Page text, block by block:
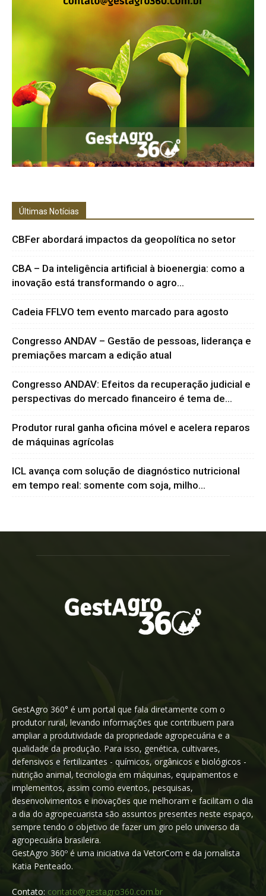
Últimas Notícias
CBFer abordará impactos da geopolítica no setor
CBA – Da inteligência artificial à bioenergia: como a
inovação está transformando o agro...
Cadeia FFLVO tem evento marcado para agosto
Congresso ANDAV – Gestão de pessoas, liderança e
premiações marcam a edição atual
Congresso ANDAV: Efeitos da recuperação judicial e
perspectivas do mercado financeiro é tema de...
Produtor rural ganha oficina móvel e acelera reparos
de máquinas agrícolas
ICL avança com solução de diagnóstico nutricional
em tempo real: somente com soja, milho...
GestAgro 360° é um portal que fala diretamente com o
produtor rural, levando informações que contribuem para
ampliar a produtividade da propriedade agropecuária e a
qualidade da produção. Para isso, genética, cultivares,
defensivos e fertilizantes - químicos, orgânicos e biológicos -
nutrição animal, tecnologia em máquinas, equipamentos e
implementos, assim como eventos, pesquisas,
desenvolvimentos e inovações que melhoram e facilitam o dia
a dia do agropecuarista são assuntos presentes neste espaço,
sempre tendo o objetivo de fazer um giro pelo universo da
agropecuária brasileira.
GestAgro 360º é uma iniciativa da VetorCom e da jornalista
Katia Penteado.
Contato: contato@gestagro360.com.br